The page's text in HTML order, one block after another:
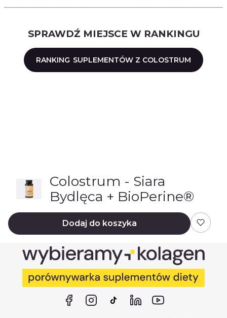
SPRAWDŹ MIEJSCE W RANKINGU
RANKING SUPLEMENTÓW Z COLOSTRUM
Colostrum - Siara
Bydlęca + BioPerine®
Dodaj do koszyka